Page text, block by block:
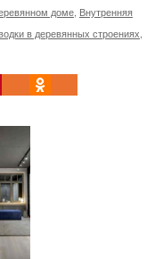
доме, Внутренняя
в деревянных строениях,